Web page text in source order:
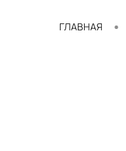
ГЛАВНАЯ